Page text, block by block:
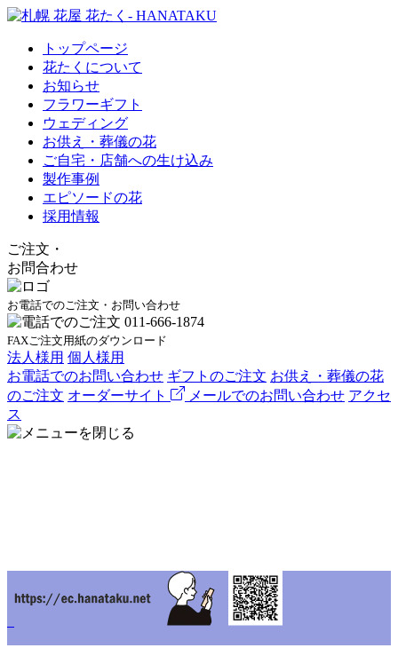
トップページ
花たくについて
お知らせ
フラワーギフト
ウェディング
お供え・葬儀の花
ご自宅・店舗への生け込み
製作事例
エピソードの花
採用情報
ご注文 ・
お問合わせ
お電話でのご注文・お問い合わせ
FAXご注文用紙のダウンロード
法人様用 個人様用
お電話でのお問い合わせ ギフトのご注文 お供え・葬儀の花
のご注文 オーダーサイト メールでのお問い合わせ アクセ
ス